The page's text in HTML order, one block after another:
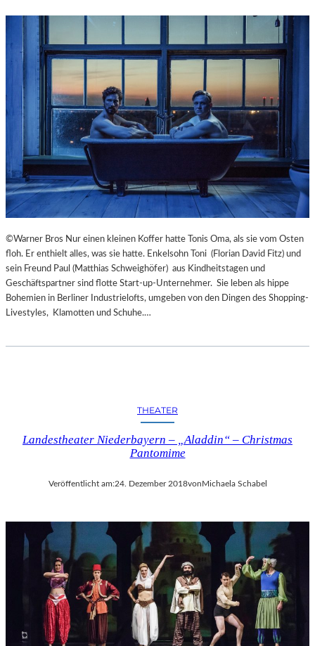
©Warner Bros Nur einen kleinen Koffer hatte Tonis Oma, als sie vom Osten
floh. Er enthielt alles, was sie hatte. Enkelsohn Toni (Florian David Fitz) und
sein Freund Paul (Matthias Schweighöfer) aus Kindheitstagen und
Geschäftspartner sind flotte Start-up-Unternehmer. Sie leben als hippe
Bohemien in Berliner Industrielofts, umgeben von den Dingen des Shopping-
Livestyles, Klamotten und Schuhe.…
THEATER
Landestheater Niederbayern – „Aladdin“ – Christmas
Pantomime
Veröffentlicht am:24. Dezember 2018vonMichaela Schabel